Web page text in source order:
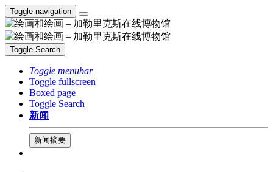
Toggle navigation
Toggle Search
Toggle menubar
Toggle fullscreen
Boxed page
Toggle Search
新闻
新闻摘要